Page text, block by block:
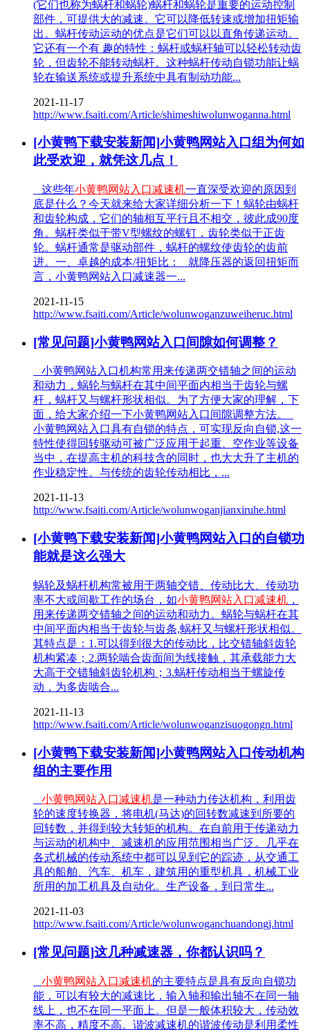
(它们也称为蜗杆和蜗轮)蜗杆和蜗轮是重要的运动控制
部件，可提供大的减速。它可以降低转速或增加扭矩输
出。蜗杆传动运动的优点是它们可以以直角传递运动。
它还有一个有 趣的特性：蜗杆或蜗杆轴可以轻松转动齿
轮，但齿轮不能转动蜗杆。这种蜗杆传动自锁功能让蜗
轮在输送系统或提升系统中具有制动功能...
2021-11-17
http://www.fsaiti.com/Article/shimeshiwolunwoganna.html
[小黄鸭下载安装新闻]小黄鸭网站入口组为何如
此受欢迎，就凭这几点！
这些年小黄鸭网站入口减速机一直深受欢迎的原因到
底是什么？今天就来给大家详细分析一下！蜗轮由蜗杆
和齿轮构成，它们的轴相互平行且不相交，彼此成90度
角。蜗杆类似于带V型螺纹的螺钉，齿轮类似于正齿
轮。蜗杆通常是驱动部件，蜗杆的螺纹使齿轮的齿前
进。一、卓越的成本/扭矩比： 就降压器的返回扭矩而
言，小黄鸭网站入口减速器一...
2021-11-15
http://www.fsaiti.com/Article/wolunwoganzuweiheruc.html
[常见问题]小黄鸭网站入口间隙如何调整？
小黄鸭网站入口机构常用来传递两交错轴之间的运动
和动力，蜗轮与蜗杆在其中间平面内相当于齿轮与螺
杆，蜗杆又与螺杆形状相似。为了方便大家的理解，下
面，给大家介绍一下小黄鸭网站入口间隙调整方法。
小黄鸭网站入口具有自锁的特点，可实现反向自锁,这一
特性使得回转驱动可被广泛应用于起重、空作业等设备
当中，在提高主机的科技含的同时，也大大升了主机的
作业稳定性。与传统的齿轮传动相比，...
2021-11-13
http://www.fsaiti.com/Article/wolunwoganjianxiruhe.html
[小黄鸭下载安装新闻]小黄鸭网站入口的自锁功
能就是这么强大
蜗轮及蜗杆机构常被用于两轴交错、传动比大、传动功
率不大或间歇工作的场台，如小黄鸭网站入口减速机 ，
用来传递两交错轴之间的运动和动力。蜗轮与蜗杆在其
中间平面内相当于齿轮与齿条,蜗杆又与螺杆形状相似。
其特点是：1.可以得到很大的传动比，比交错轴斜齿轮
机构紧凑；2.两轮啮合齿面间为线接触，其承载能力大
大高于交错轴斜齿轮机构；3.蜗杆传动相当于螺旋传
动，为多齿啮合...
2021-11-13
http://www.fsaiti.com/Article/wolunwoganzisuogongn.html
[小黄鸭下载安装新闻]小黄鸭网站入口传动机构
组的主要作用
小黄鸭网站入口减速机是一种动力传达机构，利用齿
轮的速度转换器，将电机(马达)的回转数减速到所要的
回转数，并得到较大转矩的机构。在自前用于传递动力
与运动的机构中、减速机的应用范围相当广泛。几乎在
各式机械的传动系统中都可以见到它的踪迹，从交通工
具的船舶、汽车、机车，建筑用的重型机具，机械工业
所用的加工机具及自动化。生产设备，到日常生...
2021-11-03
http://www.fsaiti.com/Article/wolunwoganchuandongj.html
[常见问题]这几种减速器，你都认识吗？
小黄鸭网站入口减速机的主要特点是具有反向自锁功
能，可以有较大的减速比，输入轴和输出轴不在同一轴
线上，也不在同一平面上。但是一般体积较大，传动效
率不高，精度不高。谐波减速机的谐波传动是利用柔性